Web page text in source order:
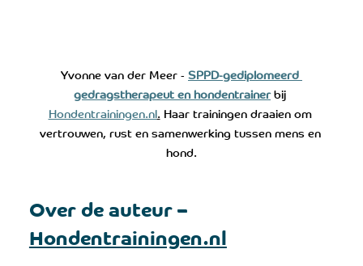
Yvonne van der Meer - SPPD-gediplomeerd
gedragstherapeut en hondentrainer bij
Hondentrainingen.nl. Haar trainingen draaien om
vertrouwen, rust en samenwerking tussen mens en
hond.
Over de auteur –
Hondentrainingen.nl